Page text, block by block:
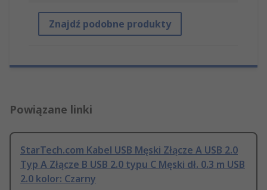
Znajdź podobne produkty
Powiązane linki
StarTech.com Kabel USB Męski Złącze A USB 2.0
Typ A Złącze B USB 2.0 typu C Męski dł. 0.3 m USB
2.0 kolor: Czarny